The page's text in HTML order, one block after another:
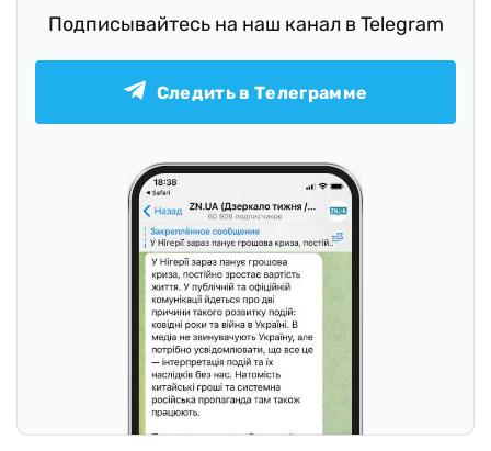
Подписывайтесь на наш канал в Telegram
Следить в Телеграмме